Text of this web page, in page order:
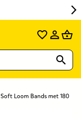
Soft Loom Bands met 180